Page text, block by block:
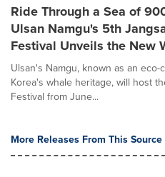
Ride Through a Sea of
Ulsan Namgu's 5th
Festival Unveils the New
Ulsan's Namgu, known as an
Korea's whale heritage, will host
Festival from June...
More Releases From This Source